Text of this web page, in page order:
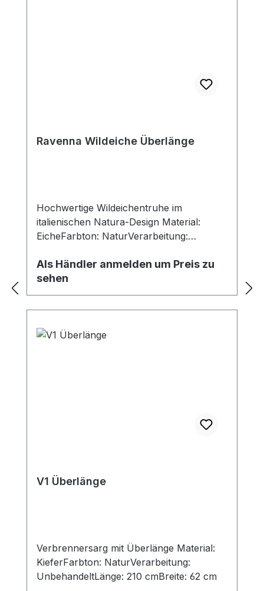
Ravenna Wildeiche Überlänge
Hochwertige Wildeichentruhe im
italienischen Natura-Design Material:
EicheFarbton: NaturVerarbeitung:
Als Händler anmelden um Preis zu
sehen
V1 Überlänge
Verbrennersarg mit Überlänge Material:
KieferFarbton: NaturVerarbeitung:
UnbehandeltLänge: 210 cmBreite: 62 cm